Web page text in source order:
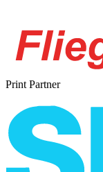
Print Partner